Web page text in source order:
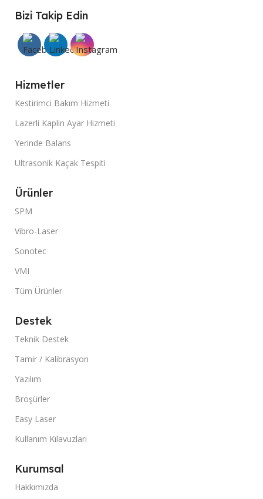
Bizi Takip Edin
Hizmetler
Kestirimci Bakım Hizmeti
Lazerli Kaplin Ayar Hizmeti
Yerinde Balans
Ultrasonik Kaçak Tespiti
Ürünler
SPM
Vibro-Laser
Sonotec
VMI
Tüm Ürünler
Destek
Teknik Destek
Tamir / Kalibrasyon
Yazılım
Broşürler
Easy Laser
Kullanım Kılavuzları
Kurumsal
Hakkımızda